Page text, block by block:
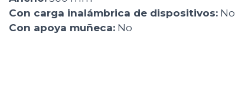
Con carga inalámbrica de dispositivos: No
Con apoya muñeca: No